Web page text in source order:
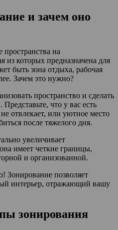
и зачем оно
пространства на
которых предназначена для
быть зона отдыха, рабочая
Зачем это нужно?
пространство и сделать
что у вас есть
отвлекает, или уютное место
после тяжелого дня.
увеличивает
имеет четкие границы,
и организованной.
Зонирование позволяет
интерьер, отражающий вашу
зонирования